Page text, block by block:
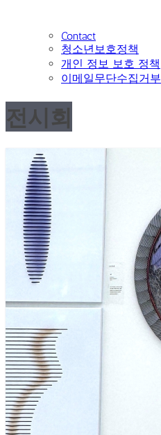
Contact
청소년보호정책
개인 정보 보호 정책
이메일무단수집거부
전시회